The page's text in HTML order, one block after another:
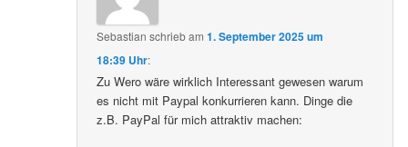
Sebastian schriebam1. September 2025 um
18:39 Uhr:
Zu Wero wäre wirklich Interessant gewesen warum
es nicht mit Paypal konkurrieren kann. Dinge die
z.B. PayPal für mich attraktiv machen: